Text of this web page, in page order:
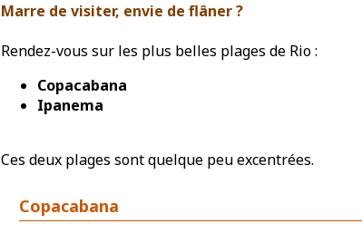
Marre de visiter, envie de flâner ?
Rendez-vous sur les plus belles plages de Rio :
Copacabana
Ipanema
Ces deux plages sont quelque peu excentrées.
Copacabana